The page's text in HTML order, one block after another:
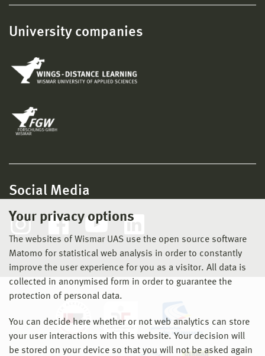
Your privacy options
The websites of Wismar UAS use the open source software
Matomo for statistical web analysis in order to constantly
improve the user experience for you as a visitor. All data is
collected in anonymised form in order to guarantee the
protection of personal data.
You can decide here whether or not web analytics can store
your user interactions with this website. Your decision will
be stored on your device so that you will not be asked again
University companies
Social Media